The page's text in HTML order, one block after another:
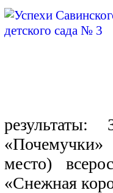
результаты:
место)
«Снежная